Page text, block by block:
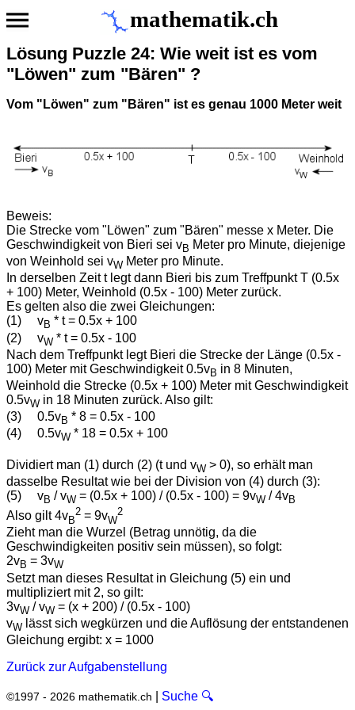
mathematik.ch
Lösung Puzzle 24: Wie weit ist es vom
"Löwen" zum "Bären" ?
Vom "Löwen" zum "Bären" ist es genau 1000 Meter weit
Beweis:
Die Strecke vom "Löwen" zum "Bären" messe x Meter. Die
Geschwindigkeit von Bieri sei vB Meter pro Minute, diejenige
von Weinhold sei vW Meter pro Minute.
In derselben Zeit t legt dann Bieri bis zum Treffpunkt T (0.5x
+ 100) Meter, Weinhold (0.5x - 100) Meter zurück.
Es gelten also die zwei Gleichungen:
(1) vB * t = 0.5x + 100
(2) vW * t = 0.5x - 100
Nach dem Treffpunkt legt Bieri die Strecke der Länge (0.5x -
100) Meter mit Geschwindigkeit 0.5vB in 8 Minuten,
Weinhold die Strecke (0.5x + 100) Meter mit Geschwindigkeit
0.5vW in 18 Minuten zurück. Also gilt:
(3) 0.5vB * 8 = 0.5x - 100
(4) 0.5vW * 18 = 0.5x + 100
Dividiert man (1) durch (2) (t und vW > 0), so erhält man
dasselbe Resultat wie bei der Division von (4) durch (3):
(5) vB / vW = (0.5x + 100) / (0.5x - 100) = 9vW / 4vB
Also gilt 4vB
2 = 9vW
2
Zieht man die Wurzel (Betrag unnötig, da die
Geschwindigkeiten positiv sein müssen), so folgt:
2vB = 3vW
Setzt man dieses Resultat in Gleichung (5) ein und
multipliziert mit 2, so gilt:
3vW / vW = (x + 200) / (0.5x - 100)
vW lässt sich wegkürzen und die Auflösung der entstandenen
Gleichung ergibt: x = 1000
Zurück zur Aufgabenstellung
©1997 - 2026 mathematik.ch Suche 🔍